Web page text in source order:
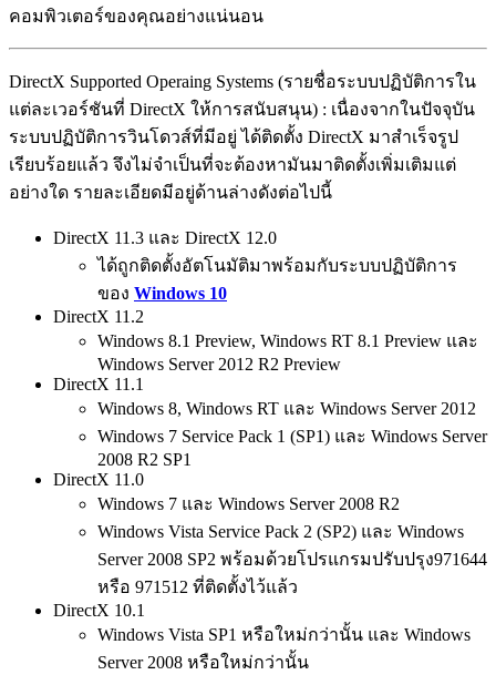
คอมพิวเตอร์ของคุณอย่างแน่นอน
DirectX Supported Operaing Systems (รายชื่อระบบปฏิบัติการใน
แต่ละเวอร์ชันที่ DirectX ให้การสนับสนุน) : เนื่องจากในปัจจุบัน
ระบบปฏิบัติการวินโดวส์ที่มีอยู่ ได้ติดตั้ง DirectX มาสำเร็จรูป
เรียบร้อยแล้ว จึงไม่จำเป็นที่จะต้องหามันมาติดตั้งเพิ่มเติมแต่
อย่างใด รายละเอียดมีอยู่ด้านล่างดังต่อไปนี้
DirectX 11.3 และ DirectX 12.0
ได้ถูกติดตั้งอัตโนมัติมาพร้อมกับระบบปฏิบัติการ
ของ Windows 10
DirectX 11.2
Windows 8.1 Preview, Windows RT 8.1 Preview และ
Windows Server 2012 R2 Preview
DirectX 11.1
Windows 8, Windows RT และ Windows Server 2012
Windows 7 Service Pack 1 (SP1) และ Windows Server
2008 R2 SP1
DirectX 11.0
Windows 7 และ Windows Server 2008 R2
Windows Vista Service Pack 2 (SP2) และ Windows
Server 2008 SP2 พร้อมด้วยโปรแกรมปรับปรุง971644
หรือ 971512 ที่ติดตั้งไว้แล้ว
DirectX 10.1
Windows Vista SP1 หรือใหม่กว่านั้น และ Windows
Server 2008 หรือใหม่กว่านั้น